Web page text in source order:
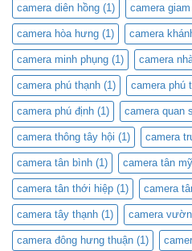
camera diên hồng (1) camera
camera hòa hưng (1) camera
camera minh phụng (1) camera
camera phú thạnh (1) camera phú
camera phú định (1) camera quan
camera thông tây hội (1) camera
camera tân bình (1) camera tân mỹ
camera tân thới hiệp (1) camera
camera tây thạnh (1) camera
camera đông hưng thuận (1)